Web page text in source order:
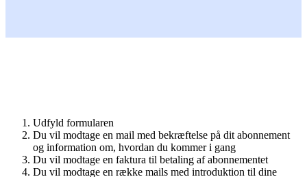
Udfyld formularen
Du vil modtage en mail med bekræftelse på dit abonnement
og information om, hvordan du kommer i gang
Du vil modtage en faktura til betaling af abonnementet
Du vil modtage en række mails med introduktion til dine